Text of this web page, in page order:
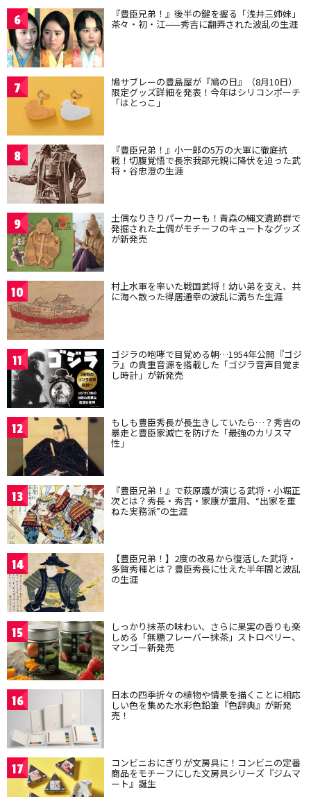
6 『豊臣兄弟！』後半の鍵を握る「浅井三姉妹」
茶々・初・江——秀吉に翻弄された波乱の生涯
7 鳩サブレーの豊島屋が『鳩の日』（8月10日）
限定グッズ詳細を発表！今年はシリコンポーチ
「はとっこ」
8 『豊臣兄弟！』小一郎の5万の大軍に徹底抗
戦！切腹覚悟で長宗我部元親に降伏を迫った武
将・谷忠澄の生涯
9 土偶なりきりパーカーも！青森の縄文遺跡群で
発掘された土偶がモチーフのキュートなグッズ
が新発売
10 村上水軍を率いた戦国武将！幼い弟を支え、共
に海へ散った得居通幸の波乱に満ちた生涯
11 ゴジラの咆哮で目覚める朝…1954年公開『ゴジ
ラ』の貴重音源を搭載した「ゴジラ音声目覚ま
し時計」が新発売
12 もしも豊臣秀長が長生きしていたら…？秀吉の
暴走と豊臣家滅亡を防げた「最強のカリスマ
性」
13 『豊臣兄弟！』で萩原護が演じる武将・小堀正
次とは？秀長・秀吉・家康が重用、“出家を重
ねた実務派”の生涯
14 【豊臣兄弟！】2度の改易から復活した武将・
多賀秀種とは？豊臣秀長に仕えた半年間と波乱
の生涯
15 しっかり抹茶の味わい、さらに果実の香りも楽
しめる「無糖フレーバー抹茶」ストロベリー、
マンゴー新発売
16 日本の四季折々の植物や情景を描くことに相応
しい色を集めた水彩色鉛筆『色辞典』が新発
売！
17 コンビニおにぎりが文房具に！コンビニの定番
商品をモチーフにした文房具シリーズ『ジムマ
ート』誕生